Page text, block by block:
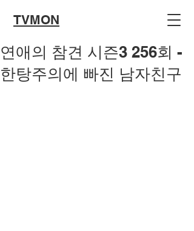
TVMON
연애의 참견 시즌3 256회 -
한탕주의에 빠진 남자친구